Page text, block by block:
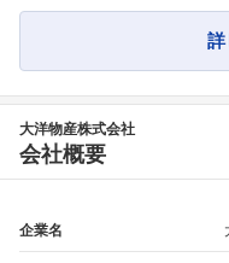
こちらの企
大洋物産株式会社
会社概要
企業名